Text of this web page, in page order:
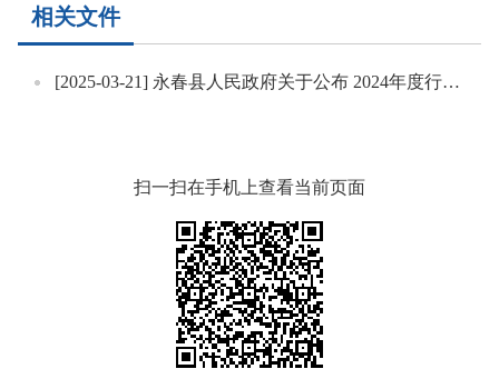
相关文件
[2025-03-21] 永春县人民政府关于公布 2024年度行政规范性文件清理结果的通告
扫一扫在手机上查看当前页面